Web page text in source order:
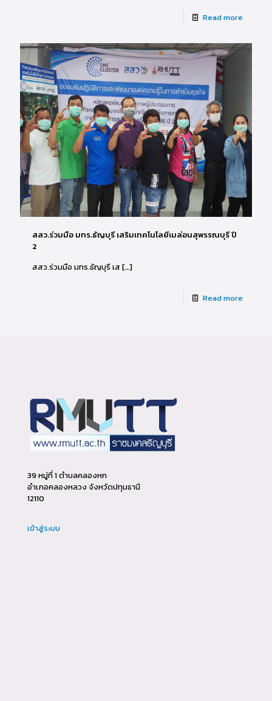
Read more
สสว.ร่วมมือ มทร.ธัญบุรี เสริมเทคโนโลยีเมล่อนสุพรรณบุรี ปี
2
สสว.ร่วมมือ มทร.ธัญบุรี เส […]
Read more
39 หมู่ที่ 1 ตำบลคลองหก
อำเภอคลองหลวง จังหวัดปทุมธานี
12110
เข้าสู่ระบบ